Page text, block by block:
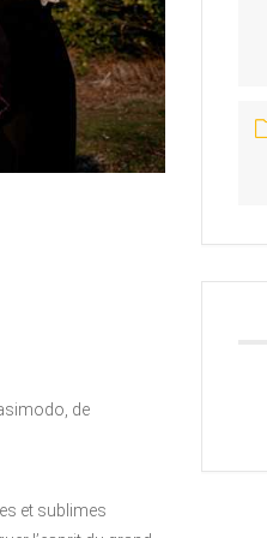
de
et sublimes